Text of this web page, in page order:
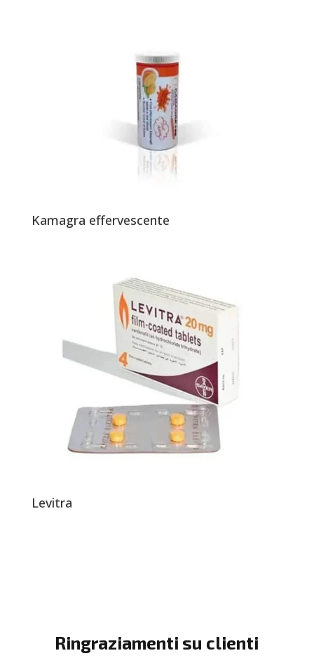
Kamagra effervescente
Levitra
Ringraziamenti su clienti